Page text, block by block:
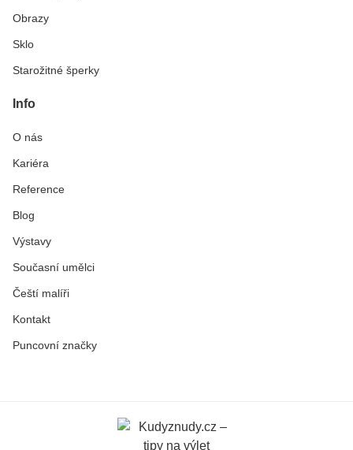
Obrazy
Sklo
Starožitné šperky
Info
O nás
Kariéra
Reference
Blog
Výstavy
Současní umělci
Čeští malíři
Kontakt
Puncovní značky